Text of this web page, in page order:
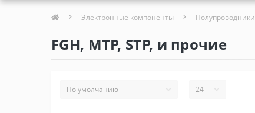
Электронные компоненты Полупроводники
FGH, MTP, STP, и прочие